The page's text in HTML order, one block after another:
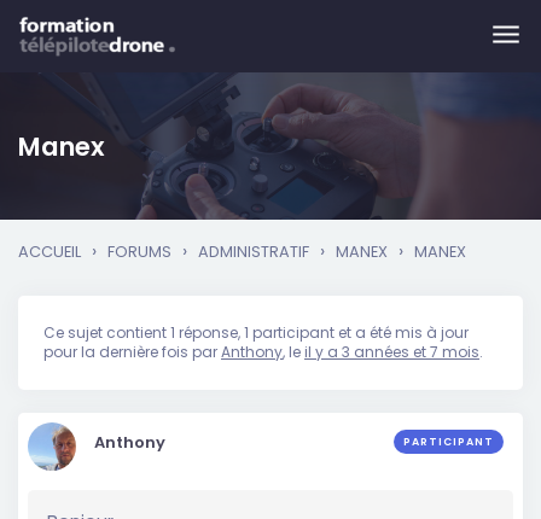
Manex
ACCUEIL › FORUMS › ADMINISTRATIF › MANEX › MANEX
Ce sujet contient 1 réponse, 1 participant et a été mis à jour
pour la dernière fois parAnthony, le il y a 3 années et 7 mois.
Anthony PARTICIPANT